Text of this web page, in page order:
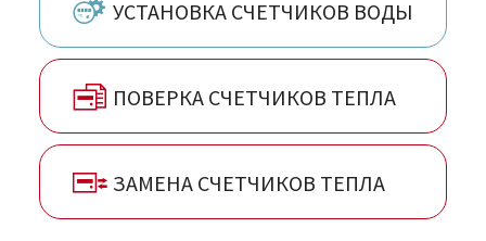
УСТАНОВКА СЧЕТЧИКОВ ВОДЫ
ПОВЕРКА СЧЕТЧИКОВ ТЕПЛА
ЗАМЕНА СЧЕТЧИКОВ ТЕПЛА